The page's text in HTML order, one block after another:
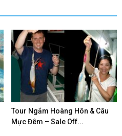
Tour Ngắm Hoàng Hôn & Câu
Mực Đêm – Sale Off...